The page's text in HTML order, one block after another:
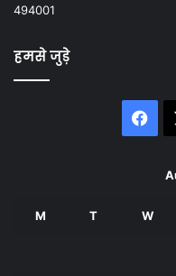
494001
हमसे जुड़े
M T W